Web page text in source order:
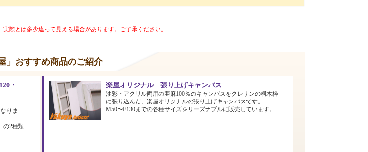
際とは多少違って見える場合があります。ご了承ください。
」おすすめ商品のご紹介
・
りま
の2種類
楽屋オリジナル 張り上げキャンバス
油彩・アクリル両用の亜麻100％のキャンバスをクレサンの桐木枠
に張り込んだ、楽屋オリジナルの張り上げキャンバスです。
M50〜F130までの各種サイズをリーズナブルに販売しています。